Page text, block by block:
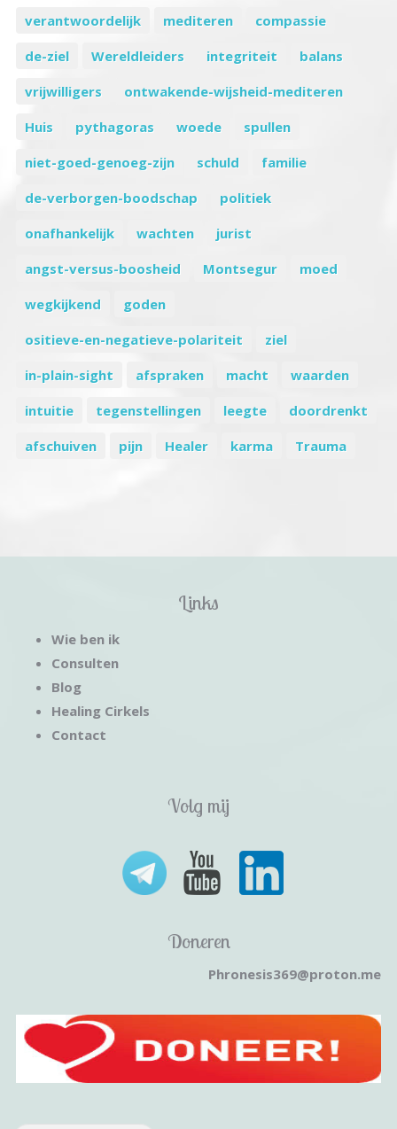
verantwoordelijk
mediteren
compassie
de-ziel
Wereldleiders integriteit
balans
vrijwilligers
ontwakende-wijsheid-mediteren
Huis
pythagoras woede
spullen
niet-goed-genoeg-zijn
schuld
familie
de-verborgen-boodschap
politiek
onafhankelijk
wachten
jurist
angst-versus-boosheid
Montsegur
moed
wegkijkend
goden
ositieve-en-negatieve-polariteit
ziel
in-plain-sight
afspraken macht
waarden
intuitie
tegenstellingen leegte
doordrenkt
afschuiven
pijn Healer karma Trauma
Links
Wie ben ik
Consulten
Blog
Healing Cirkels
Contact
Volg mij
Doneren
Phronesis369@proton.me